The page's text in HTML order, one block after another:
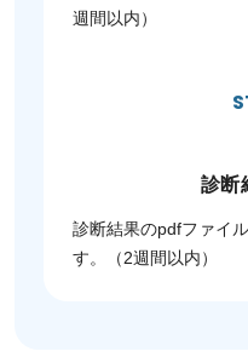
週間以内）
診断
診断結果のpdfファイ
す。（2週間以内）